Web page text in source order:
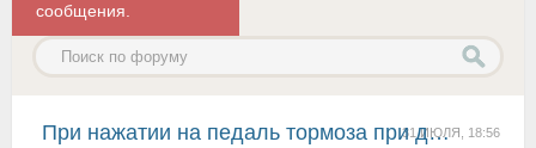
сообщения.
31 ИЮЛЯ, 18:56
При нажатии на педаль тормоза при движении задним ходом машина плохо тормозит FF3